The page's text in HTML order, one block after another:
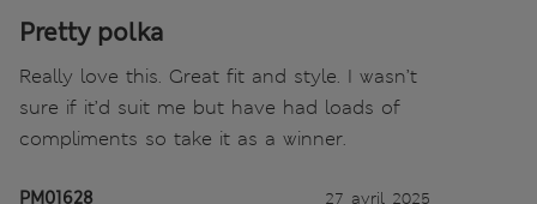
Pretty polka
Really love this. Great fit and style. I wasn’t
sure if it’d suit me but have had loads of
compliments so take it as a winner.
PM01628 27 avril 2025